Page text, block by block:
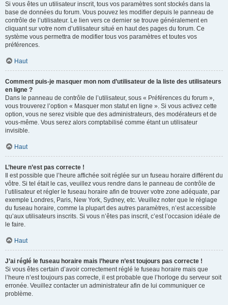
Si vous êtes un utilisateur inscrit, tous vos paramètres sont stockés dans la
base de données du forum. Vous pouvez les modifier depuis le panneau de
contrôle de l’utilisateur. Le lien vers ce dernier se trouve généralement en
cliquant sur votre nom d’utilisateur situé en haut des pages du forum. Ce
système vous permettra de modifier tous vos paramètres et toutes vos
préférences.
Haut
Comment puis-je masquer mon nom d’utilisateur de la liste des utilisateurs
en ligne ?
Dans le panneau de contrôle de l’utilisateur, sous « Préférences du forum »,
vous trouverez l’option « Masquer mon statut en ligne ». Si vous activez cette
option, vous ne serez visible que des administrateurs, des modérateurs et de
vous-même. Vous serez alors comptabilisé comme étant un utilisateur
invisible.
Haut
L’heure n’est pas correcte !
Il est possible que l’heure affichée soit réglée sur un fuseau horaire différent du
vôtre. Si tel était le cas, veuillez vous rendre dans le panneau de contrôle de
l’utilisateur et régler le fuseau horaire afin de trouver votre zone adéquate, par
exemple Londres, Paris, New York, Sydney, etc. Veuillez noter que le réglage
du fuseau horaire, comme la plupart des autres paramètres, n’est accessible
qu’aux utilisateurs inscrits. Si vous n’êtes pas inscrit, c’est l’occasion idéale de
le faire.
Haut
J’ai réglé le fuseau horaire mais l’heure n’est toujours pas correcte !
Si vous êtes certain d’avoir correctement réglé le fuseau horaire mais que
l’heure n’est toujours pas correcte, il est probable que l’horloge du serveur soit
erronée. Veuillez contacter un administrateur afin de lui communiquer ce
problème.